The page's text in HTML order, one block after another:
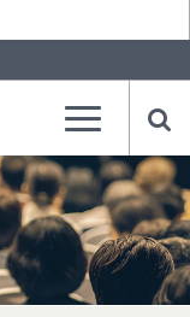
???
???